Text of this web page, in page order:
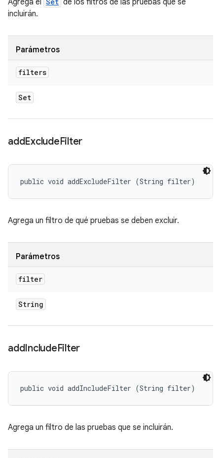
Agrega el
de los filtros de las pruebas que se
incluirán.
Parámetros
filters
Set
addExcludeFilter
public void addExcludeFilter (String filter)
Agrega un filtro de qué pruebas se deben excluir.
Parámetros
filter
String
addIncludeFilter
public void addIncludeFilter (String filter)
Agrega un filtro de las pruebas que se incluirán.